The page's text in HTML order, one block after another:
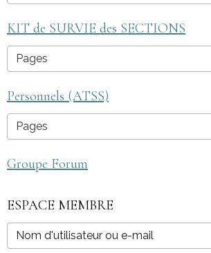
KIT de SURVIE des SECTIONS
Personnels (ATSS)
Groupe Forum
ESPACE MEMBRE